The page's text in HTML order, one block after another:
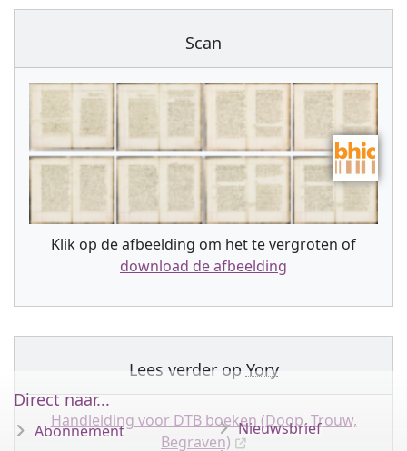
Scan
Klik op de afbeelding om het te vergroten of
download de afbeelding
Lees verder op Yory
Handleiding voor DTB boeken (Doop, Trouw,
Begraven)
Direct naar...
Abonnement
Nieuwsbrief